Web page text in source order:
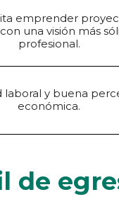
emprender
una visión más
profesional.
laboral y buena
económica.
de